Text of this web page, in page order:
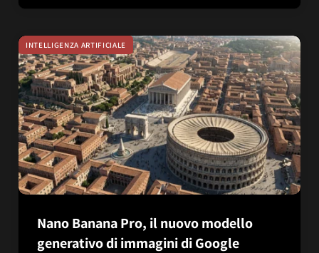
INTELLIGENZA ARTIFICIALE
Nano Banana Pro, il nuovo modello
generativo di immagini di Google